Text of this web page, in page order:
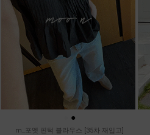
●
m_포엣 핀턱 블라우스 [35차 재입고]